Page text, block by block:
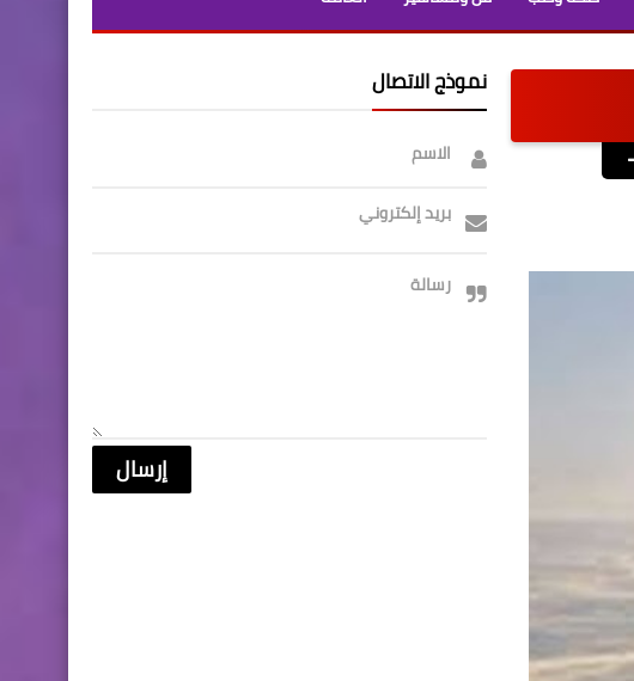
نموذج الاتصال
الاسم
بريد إلكتروني
رسالة